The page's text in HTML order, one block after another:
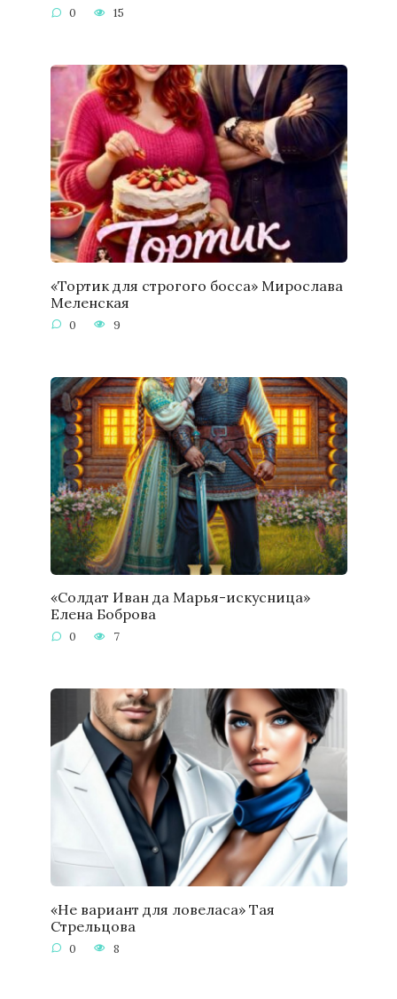
0 15
«Тортик для строгого босса» Мирослава
Меленская
0 9
«Солдат Иван да Марья-искусница»
Елена Боброва
0 7
«Не вариант для ловеласа» Тая
Стрельцова
0 8